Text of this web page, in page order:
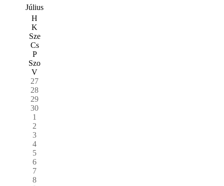
Július
H
K
Sze
Cs
P
Szo
V
27
28
29
30
1
2
3
4
5
6
7
8